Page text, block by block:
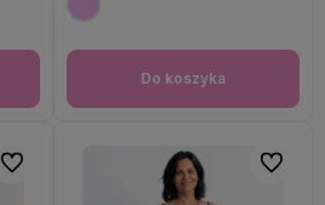
Do koszyka
Do ulubionych Do